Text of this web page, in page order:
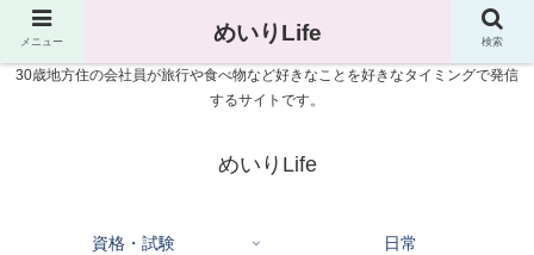
30歳地方住の会社員が旅行や食べ物など好きなことを好きなタイミングで発信
するサイトです。
めいりLife
資格・試験 日常
メニュー めいりLife 検索